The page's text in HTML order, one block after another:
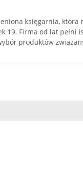
księgarnia, która
19. Firma od lat pełni
produktów